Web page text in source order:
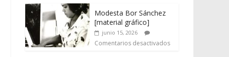
Modesta Bor Sánchez
[material gráfico]
junio 15, 2026
Comentarios desactivados